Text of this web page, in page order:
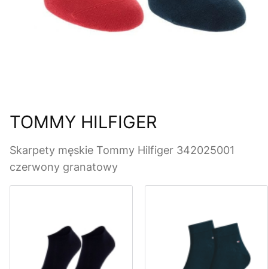
TOMMY HILFIGER
Skarpety męskie Tommy Hilfiger 342025001
czerwony granatowy